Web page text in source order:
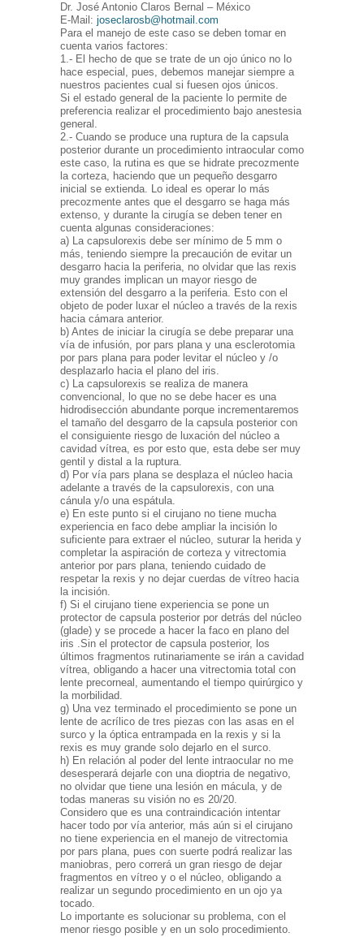
Dr. José Antonio Claros Bernal – México
E-Mail: joseclarosb@hotmail.com
Para el manejo de este caso se deben tomar en
cuenta varios factores:
1.- El hecho de que se trate de un ojo único no lo
hace especial, pues, debemos manejar siempre a
nuestros pacientes cual si fuesen ojos únicos.
Si el estado general de la paciente lo permite de
preferencia realizar el procedimiento bajo anestesia
general.
2.- Cuando se produce una ruptura de la capsula
posterior durante un procedimiento intraocular como
este caso, la rutina es que se hidrate precozmente
la corteza, haciendo que un pequeño desgarro
inicial se extienda. Lo ideal es operar lo más
precozmente antes que el desgarro se haga más
extenso, y durante la cirugía se deben tener en
cuenta algunas consideraciones:
a) La capsulorexis debe ser mínimo de 5 mm o
más, teniendo siempre la precaución de evitar un
desgarro hacia la periferia, no olvidar que las rexis
muy grandes implican un mayor riesgo de
extensión del desgarro a la periferia. Esto con el
objeto de poder luxar el núcleo a través de la rexis
hacia cámara anterior.
b) Antes de iniciar la cirugía se debe preparar una
vía de infusión, por pars plana y una esclerotomia
por pars plana para poder levitar el núcleo y /o
desplazarlo hacia el plano del iris.
c) La capsulorexis se realiza de manera
convencional, lo que no se debe hacer es una
hidrodisección abundante porque incrementaremos
el tamaño del desgarro de la capsula posterior con
el consiguiente riesgo de luxación del núcleo a
cavidad vítrea, es por esto que, esta debe ser muy
gentil y distal a la ruptura.
d) Por vía pars plana se desplaza el núcleo hacia
adelante a través de la capsulorexis, con una
cánula y/o una espátula.
e) En este punto si el cirujano no tiene mucha
experiencia en faco debe ampliar la incisión lo
suficiente para extraer el núcleo, suturar la herida y
completar la aspiración de corteza y vitrectomia
anterior por pars plana, teniendo cuidado de
respetar la rexis y no dejar cuerdas de vítreo hacia
la incisión.
f) Si el cirujano tiene experiencia se pone un
protector de capsula posterior por detrás del núcleo
(glade) y se procede a hacer la faco en plano del
iris .Sin el protector de capsula posterior, los
últimos fragmentos rutinariamente se irán a cavidad
vítrea, obligando a hacer una vitrectomia total con
lente precorneal, aumentando el tiempo quirúrgico y
la morbilidad.
g) Una vez terminado el procedimiento se pone un
lente de acrílico de tres piezas con las asas en el
surco y la óptica entrampada en la rexis y si la
rexis es muy grande solo dejarlo en el surco.
h) En relación al poder del lente intraocular no me
desesperará dejarle con una dioptria de negativo,
no olvidar que tiene una lesión en mácula, y de
todas maneras su visión no es 20/20.
Considero que es una contraindicación intentar
hacer todo por vía anterior, más aún si el cirujano
no tiene experiencia en el manejo de vitrectomia
por pars plana, pues con suerte podrá realizar las
maniobras, pero correrá un gran riesgo de dejar
fragmentos en vítreo y o el núcleo, obligando a
realizar un segundo procedimiento en un ojo ya
tocado.
Lo importante es solucionar su problema, con el
menor riesgo posible y en un solo procedimiento.